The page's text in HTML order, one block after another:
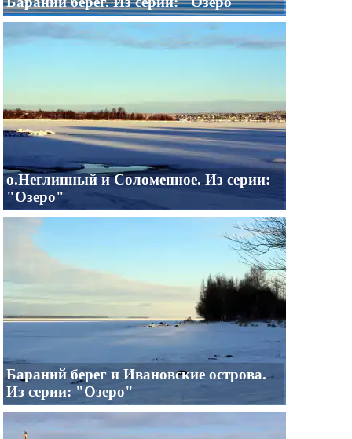
о.Неглинный и Соломенное. Из серии:
"Озеро"
Бараний берег и Ивановские острова.
Из серии: "Озеро"